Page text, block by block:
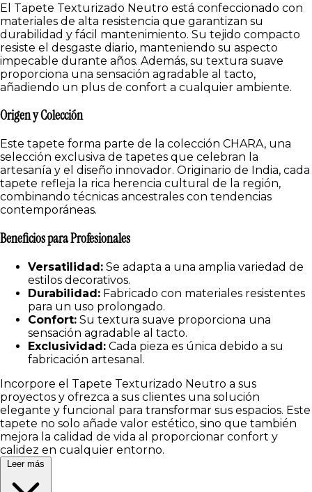
El Tapete Texturizado Neutro está confeccionado con
materiales de alta resistencia que garantizan su
durabilidad y fácil mantenimiento. Su tejido compacto
resiste el desgaste diario, manteniendo su aspecto
impecable durante años. Además, su textura suave
proporciona una sensación agradable al tacto,
añadiendo un plus de confort a cualquier ambiente.
Origen y Colección
Este tapete forma parte de la colección CHARA, una
selección exclusiva de tapetes que celebran la
artesanía y el diseño innovador. Originario de India, cada
tapete refleja la rica herencia cultural de la región,
combinando técnicas ancestrales con tendencias
contemporáneas.
Beneficios para Profesionales
Versatilidad: Se adapta a una amplia variedad de
estilos decorativos.
Durabilidad: Fabricado con materiales resistentes
para un uso prolongado.
Confort: Su textura suave proporciona una
sensación agradable al tacto.
Exclusividad: Cada pieza es única debido a su
fabricación artesanal.
Incorpore el Tapete Texturizado Neutro a sus
proyectos y ofrezca a sus clientes una solución
elegante y funcional para transformar sus espacios. Este
tapete no solo añade valor estético, sino que también
mejora la calidad de vida al proporcionar confort y
calidez en cualquier entorno.
Leer más